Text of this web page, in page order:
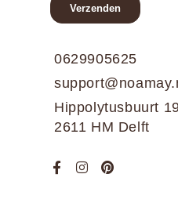
0629905625
Hippolytusbuurt
2611 HM Delft